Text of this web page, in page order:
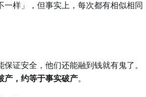
样」，但事实上，每次都有相似相同
证安全，他们还能融到钱就有鬼了。
产，约等于事实破产。